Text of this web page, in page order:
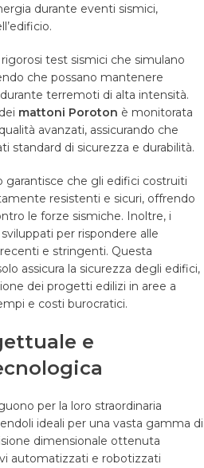
durante eventi sismici,
test sismici che simulano
che possano mantenere
terremoti di alta intensità.
mattoni Poroton è monitorata
avanzati, assicurando che
standard di sicurezza e durabilità.
che gli edifici costruiti
resistenti e sicuri, offrendo
le forze sismiche. Inoltre, i
per rispondere alle
e stringenti. Questa
assicura la sicurezza degli edifici,
dei progetti edilizi in aree a
e costi burocratici.
e
per la loro straordinaria
ideali per una vasta gamma di
dimensionale ottenuta
automatizzati e robotizzati